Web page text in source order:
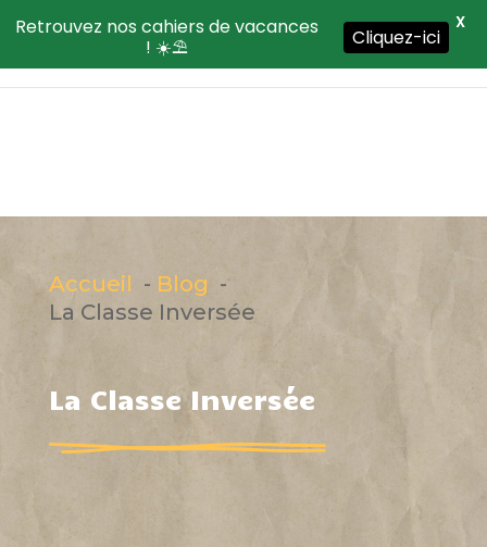
Accueil
Blog
La Classe Inversée
La Classe Inversée
Retrouvez nos cahiers de vacances
! ☀️⛱️
Cliquez-ici
X